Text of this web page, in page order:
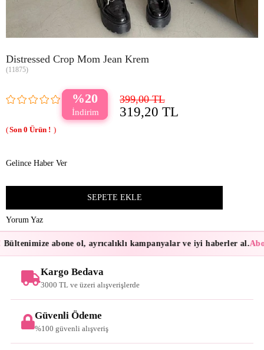
Distressed Crop Mom Jean Krem
(11875)
20 399,00 TL
319,20 TL
0
Gelince Haber Ver
Yorum Yaz
abone ol, ayrıcalıklı kampanyalar ve iyi haberler al.
Kargo Bedava
3000 TL ve üzeri alışverişlerde
Güvenli Ödeme
%100 güvenli alışveriş